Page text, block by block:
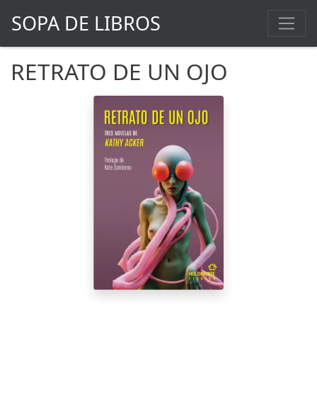
SOPA DE LIBROS
RETRATO DE UN OJO